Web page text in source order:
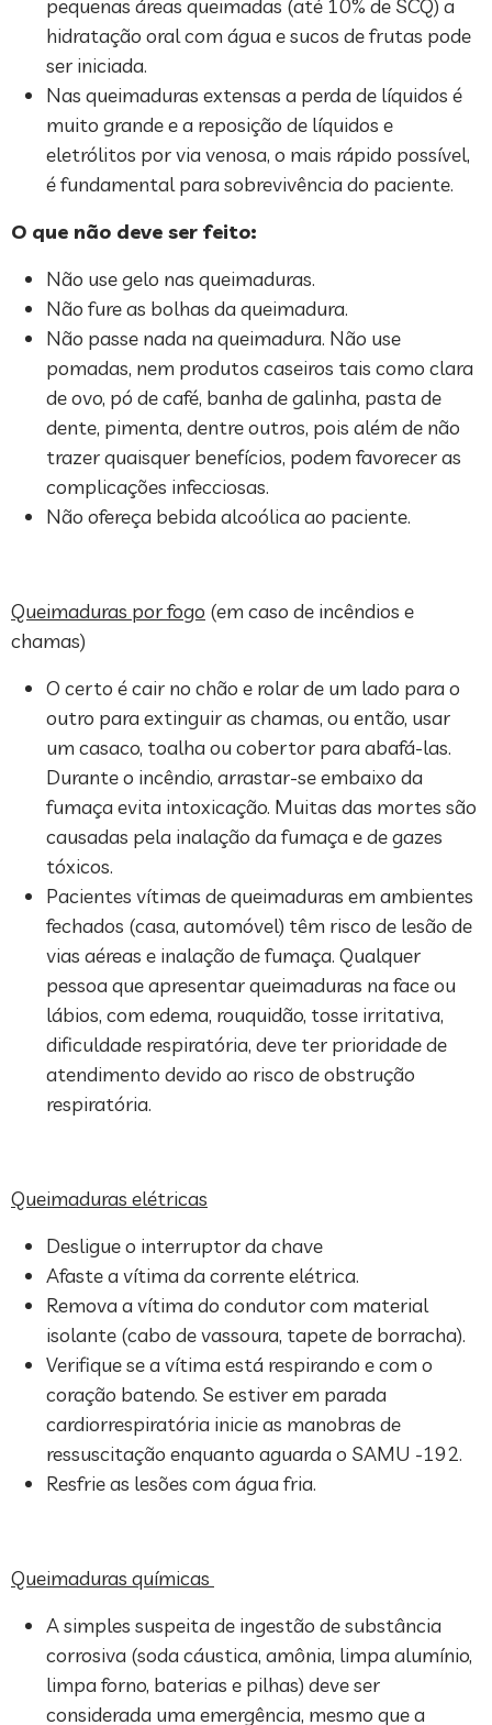
pequenas áreas queimadas (até 10% de SCQ) a
hidratação oral com água e sucos de frutas pode
ser iniciada.
Nas queimaduras extensas a perda de líquidos é
muito grande e a reposição de líquidos e
eletrólitos por via venosa, o mais rápido possível,
é fundamental para sobrevivência do paciente.
O que não deve ser feito:
Não use gelo nas queimaduras.
Não fure as bolhas da queimadura.
Não passe nada na queimadura. Não use
pomadas, nem produtos caseiros tais como clara
de ovo, pó de café, banha de galinha, pasta de
dente, pimenta, dentre outros, pois além de não
trazer quaisquer benefícios, podem favorecer as
complicações infecciosas.
Não ofereça bebida alcoólica ao paciente.
Queimaduras por fogo (em caso de incêndios e
chamas)
O certo é cair no chão e rolar de um lado para o
outro para extinguir as chamas, ou então, usar
um casaco, toalha ou cobertor para abafá-las.
Durante o incêndio, arrastar-se embaixo da
fumaça evita intoxicação. Muitas das mortes são
causadas pela inalação da fumaça e de gazes
tóxicos.
Pacientes vítimas de queimaduras em ambientes
fechados (casa, automóvel) têm risco de lesão de
vias aéreas e inalação de fumaça. Qualquer
pessoa que apresentar queimaduras na face ou
lábios, com edema, rouquidão, tosse irritativa,
dificuldade respiratória, deve ter prioridade de
atendimento devido ao risco de obstrução
respiratória.
Queimaduras elétricas
Desligue o interruptor da chave
Afaste a vítima da corrente elétrica.
Remova a vítima do condutor com material
isolante (cabo de vassoura, tapete de borracha).
Verifique se a vítima está respirando e com o
coração batendo. Se estiver em parada
cardiorrespiratória inicie as manobras de
ressuscitação enquanto aguarda o SAMU -192.
Resfrie as lesões com água fria.
Queimaduras químicas
A simples suspeita de ingestão de substância
corrosiva (soda cáustica, amônia, limpa alumínio,
limpa forno, baterias e pilhas) deve ser
considerada uma emergência, mesmo que a